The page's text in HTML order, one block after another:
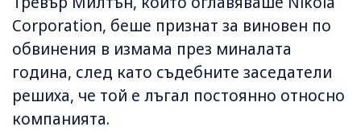
Corporation, беше признат за виновен по
обвинения в измама през миналата
година, след като съдебните заседатели
решиха, че той е лъгал постоянно относно
компанията.